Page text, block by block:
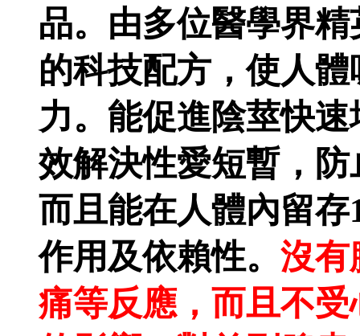
品。由多位醫學界
的科技配方，使人
力。能促進陰莖快
效解決性愛短暫，
而且能在人體內留
作用及依賴性。 沒有
痛等反應，而且不